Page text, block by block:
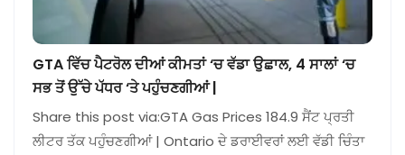
GTA ਵਿੱਚ ਪੈਟਰੋਲ ਦੀਆਂ ਕੀਮਤਾਂ ‘ਚ ਵੱਡਾ ਉਛਾਲ, 4 ਸਾਲਾਂ ‘ਚ
ਸਭ ਤੋਂ ਉੱਚੇ ਪੱਧਰ ‘ਤੇ ਪਹੁੰਚਣਗੀਆਂ |
Share this post via:GTA Gas Prices 184.9 ਸੈਂਟ ਪ੍ਰਤੀ
ਲੀਟਰ ਤੱਕ ਪਹੁੰਚਣਗੀਆਂ | Ontario ਦੇ ਡਰਾਈਵਰਾਂ ਲਈ ਵੱਡੀ ਚਿੰਤਾ